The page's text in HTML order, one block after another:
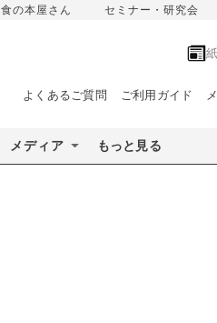
食の本屋さん セミナー・研究会
よくあるご質問 ご利用ガイド
メディア もっと見る